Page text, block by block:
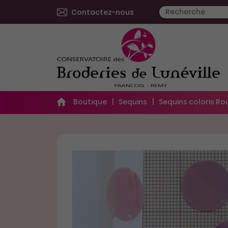
Contactez-nous
Boutique Sequins Sequins coloris